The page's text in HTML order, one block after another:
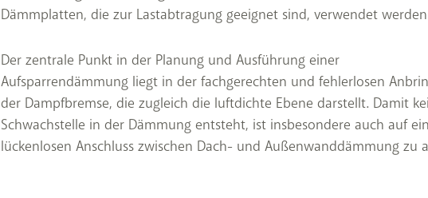
Dämmplatten, die zur Lastabtragung geeignet sind, verwendet
Der zentrale Punkt in der Planung und Ausführung einer
Aufsparrendämmung liegt in der fachgerechten und fehlerlosen
der Dampfbremse, die zugleich die luftdichte Ebene darstellt. Damit
Schwachstelle in der Dämmung entsteht, ist insbesondere auch auf
lückenlosen Anschluss zwischen Dach- und Außenwanddämmung zu